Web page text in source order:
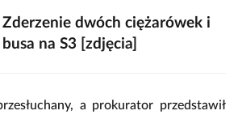
Zderzenie dwóch ciężarówek i
busa na S3 [zdjęcia]
a prokurator przedstawił